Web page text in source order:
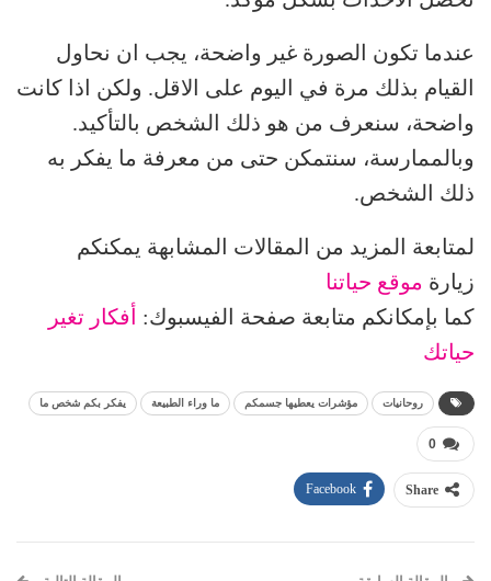
عندما تكون الصورة غير واضحة، يجب ان نحاول
القيام بذلك مرة في اليوم على الاقل. ولكن اذا كانت
واضحة، سنعرف من هو ذلك الشخص بالتأكيد.
وبالممارسة، سنتمكن حتى من معرفة ما يفكر به
ذلك الشخص.
لمتابعة المزيد من المقالات المشابهة يمكنكم
زيارة موقع حياتنا
كما بإمكانكم متابعة صفحة الفيسبوك:
أفكار تغير
حياتك
روحانيات مؤشرات يعطيها جسمكم ما وراء الطبيعة يفكر بكم شخص ما
0
Share
Facebook